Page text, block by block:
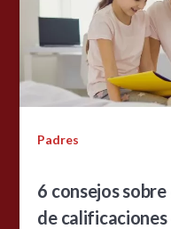
Padres
6 consejos
de